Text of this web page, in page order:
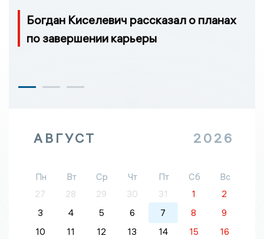
Богдан Киселевич рассказал о планах
по завершении карьеры
АВГУСТ 2026
Пн Вт Ср Чт Пт Сб
Вс
27
28 29 30 31 1
2
3
4 5 6 7 8
9
10
11 12 13 14 15 16